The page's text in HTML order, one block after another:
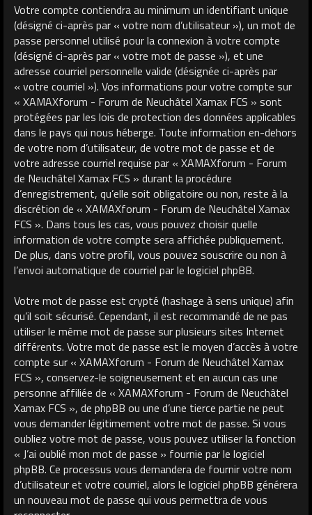
Votre compte contiendra au minimum un identifiant unique
(désigné ci-après par « votre nom d’utilisateur »), un mot de
passe personnel utilisé pour la connexion à votre compte
(désigné ci-après par « votre mot de passe »), et une
adresse courriel personnelle valide (désignée ci-après par
« votre courriel »). Vos informations pour votre compte sur
« XAMAXforum - Forum de Neuchâtel Xamax FCS » sont
protégées par les lois de protection des données applicables
dans le pays qui nous héberge. Toute information en-dehors
de votre nom d’utilisateur, de votre mot de passe et de
votre adresse courriel requise par « XAMAXforum - Forum
de Neuchâtel Xamax FCS » durant la procédure
d’enregistrement, qu’elle soit obligatoire ou non, reste à la
discrétion de « XAMAXforum - Forum de Neuchâtel Xamax
FCS ». Dans tous les cas, vous pouvez choisir quelle
information de votre compte sera affichée publiquement.
De plus, dans votre profil, vous pouvez souscrire ou non à
l’envoi automatique de courriel par le logiciel phpBB.
Votre mot de passe est crypté (hashage à sens unique) afin
qu’il soit sécurisé. Cependant, il est recommandé de ne pas
utiliser le même mot de passe sur plusieurs sites Internet
différents. Votre mot de passe est le moyen d’accès à votre
compte sur « XAMAXforum - Forum de Neuchâtel Xamax
FCS », conservez-le soigneusement et en aucun cas une
personne affiliée de « XAMAXforum - Forum de Neuchâtel
Xamax FCS », de phpBB ou une d’une tierce partie ne peut
vous demander légitimement votre mot de passe. Si vous
oubliez votre mot de passe, vous pouvez utiliser la fonction
« J’ai oublié mon mot de passe » fournie par le logiciel
phpBB. Ce processus vous demandera de fournir votre nom
d’utilisateur et votre courriel, alors le logiciel phpBB générera
un nouveau mot de passe qui vous permettra de vous